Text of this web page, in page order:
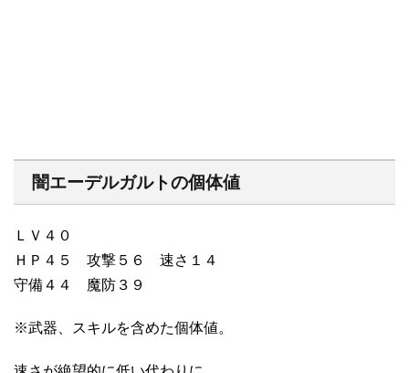
闇エーデルガルトの個体値
ＬＶ４０
ＨＰ４５ 攻撃５６ 速さ１４
守備４４ 魔防３９
※武器、スキルを含めた個体値。